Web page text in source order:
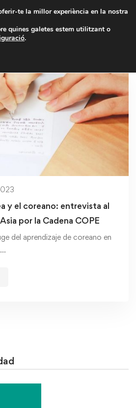
vos un total de 75€ de
y el coreano: entrevista al
por la Cadena COPE
del aprendizaje de coreano en
te la millor experiència en la nostra
quines galetes estem utilitzant o
.